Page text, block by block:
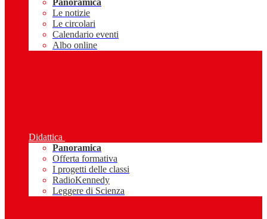
Panoramica
Le notizie
Le circolari
Calendario eventi
Albo online
Didattica
Panoramica
Offerta formativa
I progetti delle classi
RadioKennedy
Leggere di Scienza